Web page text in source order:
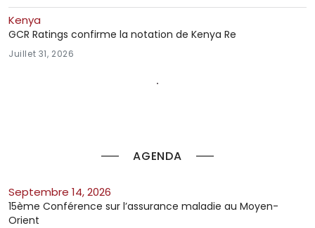
AGENDA
septembre 14, 2026
15ème Conférence sur l’assurance maladie au Moyen-
Orient
Kenya
GCR Ratings confirme la notation de Kenya Re
Juillet 31, 2026